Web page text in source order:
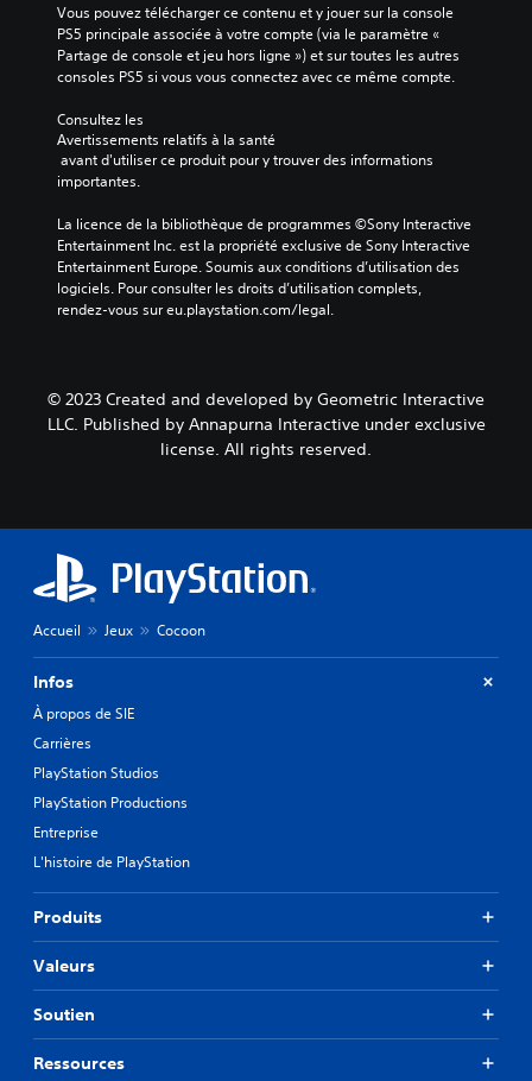
Vous pouvez télécharger ce contenu et y jouer sur la console
PS5 principale associée à votre compte (via le paramètre «
Partage de console et jeu hors ligne ») et sur toutes les autres
consoles PS5 si vous vous connectez avec ce même compte.
Consultez les
Avertissements relatifs à la santé
importantes.
La licence de la bibliothèque de programmes ©Sony Interactive
Entertainment Inc. est la propriété exclusive de Sony Interactive
Entertainment Europe. Soumis aux conditions d’utilisation des
logiciels. Pour consulter les droits d’utilisation complets,
rendez-vous sur eu.playstation.com/legal.
© 2023 Created and developed by Geometric Interactive
LLC. Published by Annapurna Interactive under exclusive
license. All rights reserved.
Accueil Jeux Cocoon
Infos
À propos de SIE
Carrières
PlayStation Studios
PlayStation Productions
Entreprise
L'histoire de PlayStation
Produits
Valeurs
Soutien
Ressources